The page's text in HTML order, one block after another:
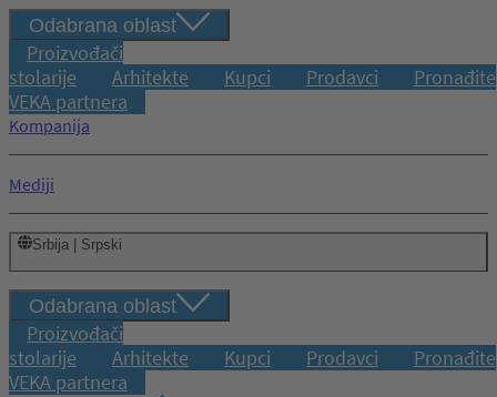
Odabrana oblast
Proizvođači
stolarije
Arhitekte Kupci Prodavci
Pronađite
VEKA partnera
Kompanija
Mediji
Srbija | Srpski
Odabrana oblast
Proizvođači
stolarije
Arhitekte Kupci Prodavci
Pronađite
VEKA partnera